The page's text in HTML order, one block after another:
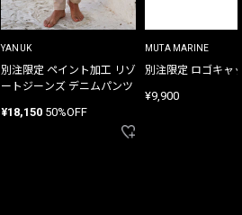
YANUK
別注限定 ペイント加工 リゾ
ートジーンズ デニムパンツ
¥18,150 50%OFF
MUTA MARINE
別注限定 ロゴキャ
¥9,900